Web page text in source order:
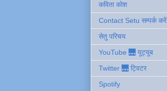
कविता कोश
Contact Setu सम्पर्क करें
सेतु परिचय
YouTube 🌉 यूट्यूब
Twitter 🌉 ट्विटर
Spotify